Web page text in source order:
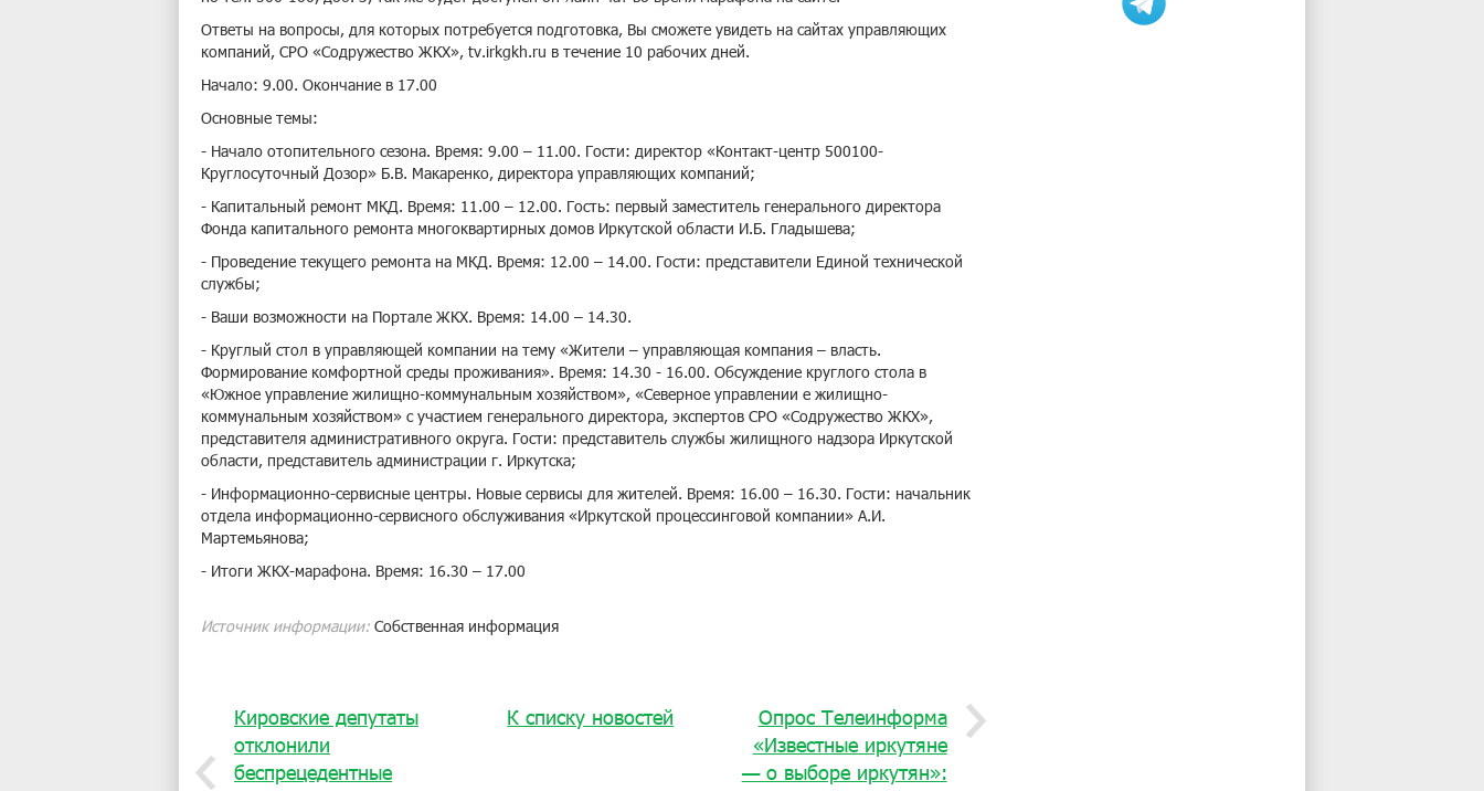
Ответы на вопросы, для которых потребуется подготовка, Вы сможете увидеть на сайтах управляющих
компаний, СРО «Содружество ЖКХ», tv.irkgkh.ru в течение 10 рабочих дней.
Начало: 9.00. Окончание в 17.00
Основные темы:
- Начало отопительного сезона. Время: 9.00 – 11.00. Гости: директор «Контакт-центр 500100-
Круглосуточный Дозор» Б.В. Макаренко, директора управляющих компаний;
- Капитальный ремонт МКД. Время: 11.00 – 12.00. Гость: первый заместитель генерального директора
Фонда капитального ремонта многоквартирных домов Иркутской области И.Б. Гладышева;
- Проведение текущего ремонта на МКД. Время: 12.00 – 14.00. Гости: представители Единой технической
службы;
- Ваши возможности на Портале ЖКХ. Время: 14.00 – 14.30.
- Круглый стол в управляющей компании на тему «Жители – управляющая компания – власть.
Формирование комфортной среды проживания». Время: 14.30 - 16.00. Обсуждение круглого стола в
«Южное управление жилищно-коммунальным хозяйством», «Северное управлении е жилищно-
коммунальным хозяйством» с участием генерального директора, экспертов СРО «Содружество ЖКХ»,
представителя административного округа. Гости: представитель службы жилищного надзора Иркутской
области, представитель администрации г. Иркутска;
- Информационно-сервисные центры. Новые сервисы для жителей. Время: 16.00 – 16.30. Гости: начальник
отдела информационно-сервисного обслуживания «Иркутской процессинговой компании» А.И.
Мартемьянова;
- Итоги ЖКХ-марафона. Время: 16.30 – 17.00
Источник информации: Собственная информация
Кировские депутаты
отклонили
беспрецедентные
К списку новостей
Опрос Телеинформа
«Известные иркутяне
— о выборе иркутян»: